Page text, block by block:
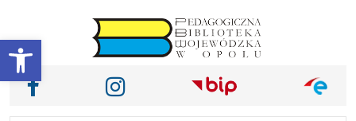
Otwórz pasek narzędzi
Main Navigation
Nasze media społecznościowe i inne
Facebook Instagram